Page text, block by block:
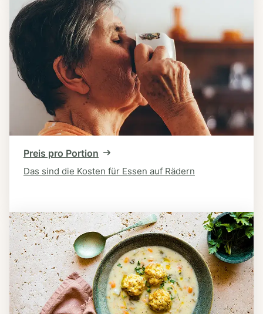
Preis pro Portion
Das sind die Kosten für Essen auf Rädern